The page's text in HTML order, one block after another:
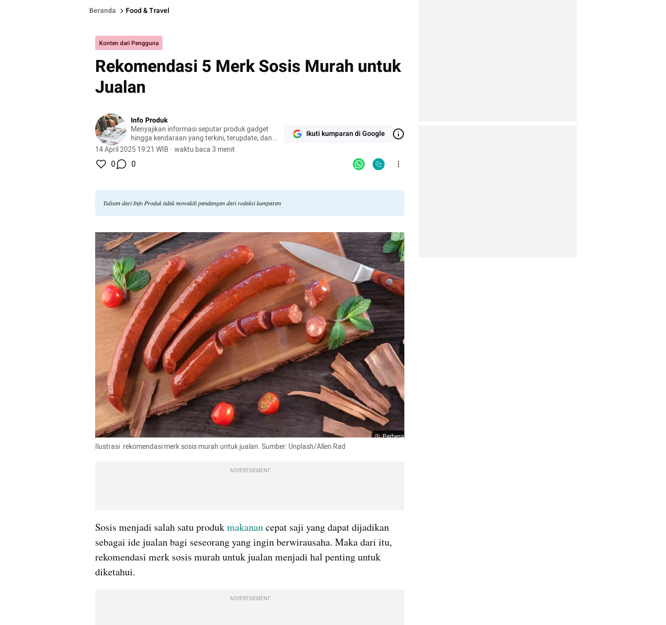
Beranda Food & Travel
Konten dari Pengguna
Rekomendasi 5 Merk Sosis Murah untuk
Jualan
Info Produk
Menyajikan informasi seputar produk gadget
hingga kendaraan yang terkini, terupdate, dan
terlengkap.
14 April 2025 19:21 WIB · waktu baca 3 menit
Ikuti kumparan di Google
0 0
Tulisan dari Info Produk tidak mewakili pandangan dari redaksi kumparan
Perbesar
Ilustrasi  rekomendasi merk sosis murah untuk jualan. Sumber: Unplash/Allen Rad
ADVERTISEMENT
Sosis menjadi salah satu produk makanan cepat saji yang dapat dijadikan
sebagai ide jualan bagi seseorang yang ingin berwirausaha. Maka dari itu,
rekomendasi merk sosis murah untuk jualan menjadi hal penting untuk
diketahui.
ADVERTISEMENT